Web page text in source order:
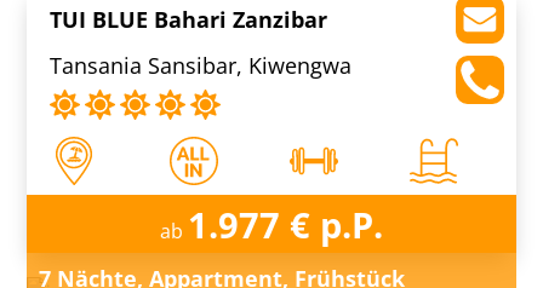
TUI BLUE Bahari Zanzibar
Tansania Sansibar, Kiwengwa
ab 1.977 € p.P.
7 Nächte, Appartment, Frühstück